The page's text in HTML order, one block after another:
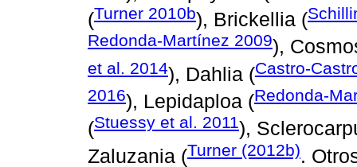
(Turner 2010b), Brickellia (
Redonda-Martínez 2009),
et al. 2014), Dahlia (Castro-
2016), Lepidaploa (Redonda-
(Stuessy et al. 2011),
Zaluzania (Turner (2012b).